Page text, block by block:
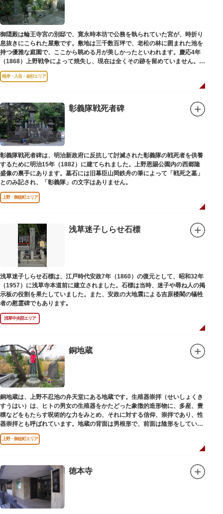
御隠殿は輪王寺宮の別邸で、寛永時本坊で公務を執られていた宮が、時折り
息抜きにこられた屋敷です。敷地は三千数百坪で、老松の林に囲まれた池を
持つ優雅な庭園で、ここから眺める月が美しかったといわれます。慶応4年
（1868）上野戦争によって焼失し、現在は全くその跡を留めていません。根
岸薬師堂（ねぎしやくしどう）にあります。
根岸・入谷・金杉エリア
彰義隊戦死者碑
彰義隊戦死者碑は、明治新政府に反抗して討滅された彰義隊の戦死者を供養
するために明治15年（1882）に建てられました。上野恩賜公園内の西郷隆
盛像の裏手にあります。墓石には旧幕臣山岡鉄舟の筆によって「戦死之墓」
とのみ記され、「彰義隊」の文字はありません。
上野・御徒町エリア
浅草迷子しらせ石標
浅草迷子しらせ石標は、江戸時代安政7年（1860）の復元として、昭和32年
（1957）に浅草寺本道前に建立されました。石標は当時、迷子や尋ね人の掲
示板の役割を果たしていました。また、安政の大地震による吉原楼閣の犠牲
者の慰霊碑でもあります｡
浅草中央部エリア
銅地蔵
銅地蔵は、上野不忍池の弁天堂にある地蔵です。生殖器崇拝（せいしょくき
すうはい）は、ヒトの男女の生殖器をかたどった象徴的造形物に、多産、豊
穣などをもたらす呪術的な力をみとめ、それに対する信仰、崇拝であり、性
器崇拝とも呼ばれています。地蔵の背面は男根形で、前面は陰形をしていま
す。
上野・御徒町エリア
徳本寺